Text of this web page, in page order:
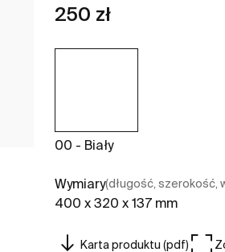
250 zł
00 - Biały
Wymiary(długość, szerokość,
400 x 320 x 137 mm
Karta produktu (pdf)